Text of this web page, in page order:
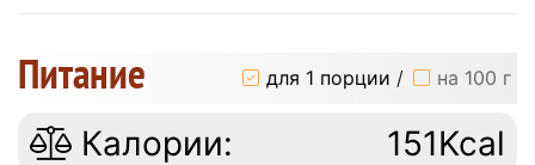
Питание для 1 порции / на 100 г
Калории: 151Kcal